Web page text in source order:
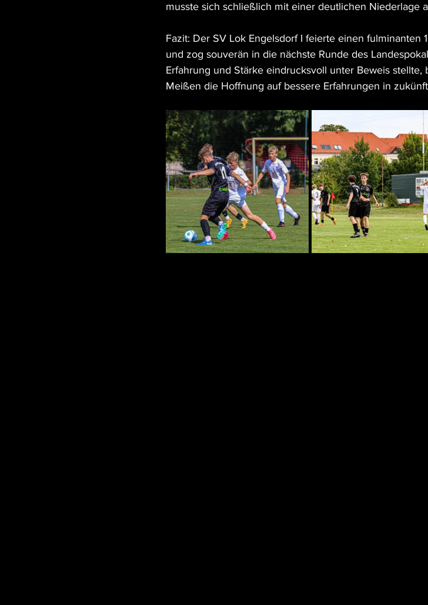
musste sich schließlich mit einer deutlichen Niederlage
Fazit: Der SV Lok Engelsdorf I feierte einen fulminanten
und zog souverän in die nächste Runde des
Erfahrung und Stärke eindrucksvoll unter Beweis
Meißen die Hoffnung auf bessere Erfahrungen in